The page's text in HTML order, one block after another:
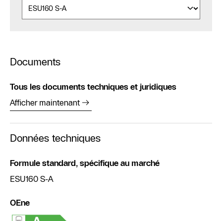
Documents
Tous les documents techniques et juridiques
Afficher maintenant
Données techniques
Formule standard, spécifique au marché
ESU160 S-A
OEne